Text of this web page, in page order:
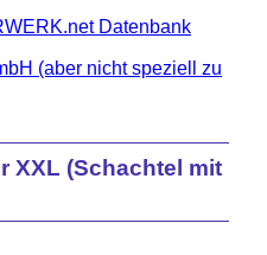
Datenbank
(aber nicht speziell zu
XXL (Schachtel mit